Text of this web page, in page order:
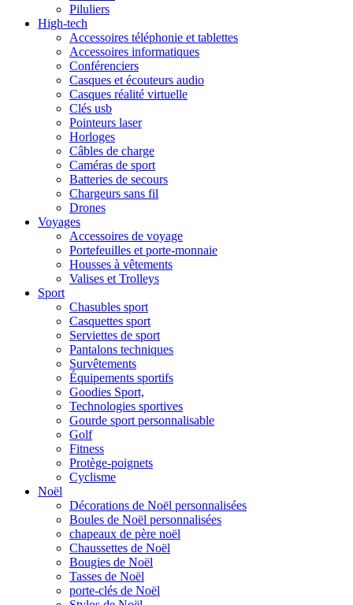
Piluliers
High-tech
Accessoires téléphonie et tablettes
Accessoires informatiques
Conférenciers
Casques et écouteurs audio
Casques réalité virtuelle
Clés usb
Pointeurs laser
Horloges
Câbles de charge
Caméras de sport
Batteries de secours
Chargeurs sans fil
Drones
Voyages
Accessoires de voyage
Portefeuilles et porte-monnaie
Housses à vêtements
Valises et Trolleys
Sport
Chasubles sport
Casquettes sport
Serviettes de sport
Pantalons techniques
Survêtements
Équipements sportifs
Goodies Sport,
Technologies sportives
Gourde sport personnalisable
Golf
Fitness
Protège-poignets
Cyclisme
Noël
Décorations de Noël personnalisées
Boules de Noël personnalisées
chapeaux de père noël
Chaussettes de Noël
Bougies de Noël
Tasses de Noël
porte-clés de Noël